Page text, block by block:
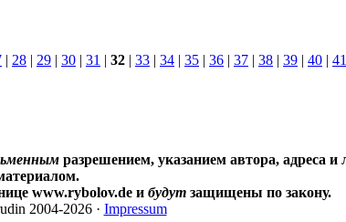
| 28 | 29 | 30 | 31 | 32 | 33 | 34 | 35 | 36 | 37 | 38 | 39 | 40 | 41
разрешением, указанием автора, адреса
www.rybolov.de и будутзащищены по закону.
2004-2026 · Impressum